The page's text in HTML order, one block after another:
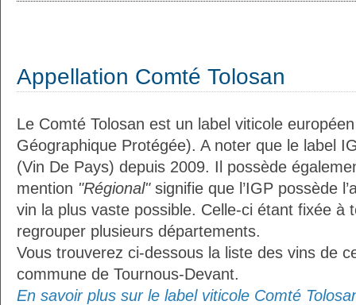
Appellation Comté Tolosan
Le Comté Tolosan est un label viticole
Géographique Protégée). A noter que le label
(Vin De Pays) depuis 2009. Il possède
mention "Régional"signifie que l’IGP possède
vin la plus vaste possible. Celle-ci étant fixée à
regrouper plusieurs départements.
Vous trouverez ci-dessous la liste des vins de
commune de Tournous-Devant.
En savoir plus sur le label viticole Comté